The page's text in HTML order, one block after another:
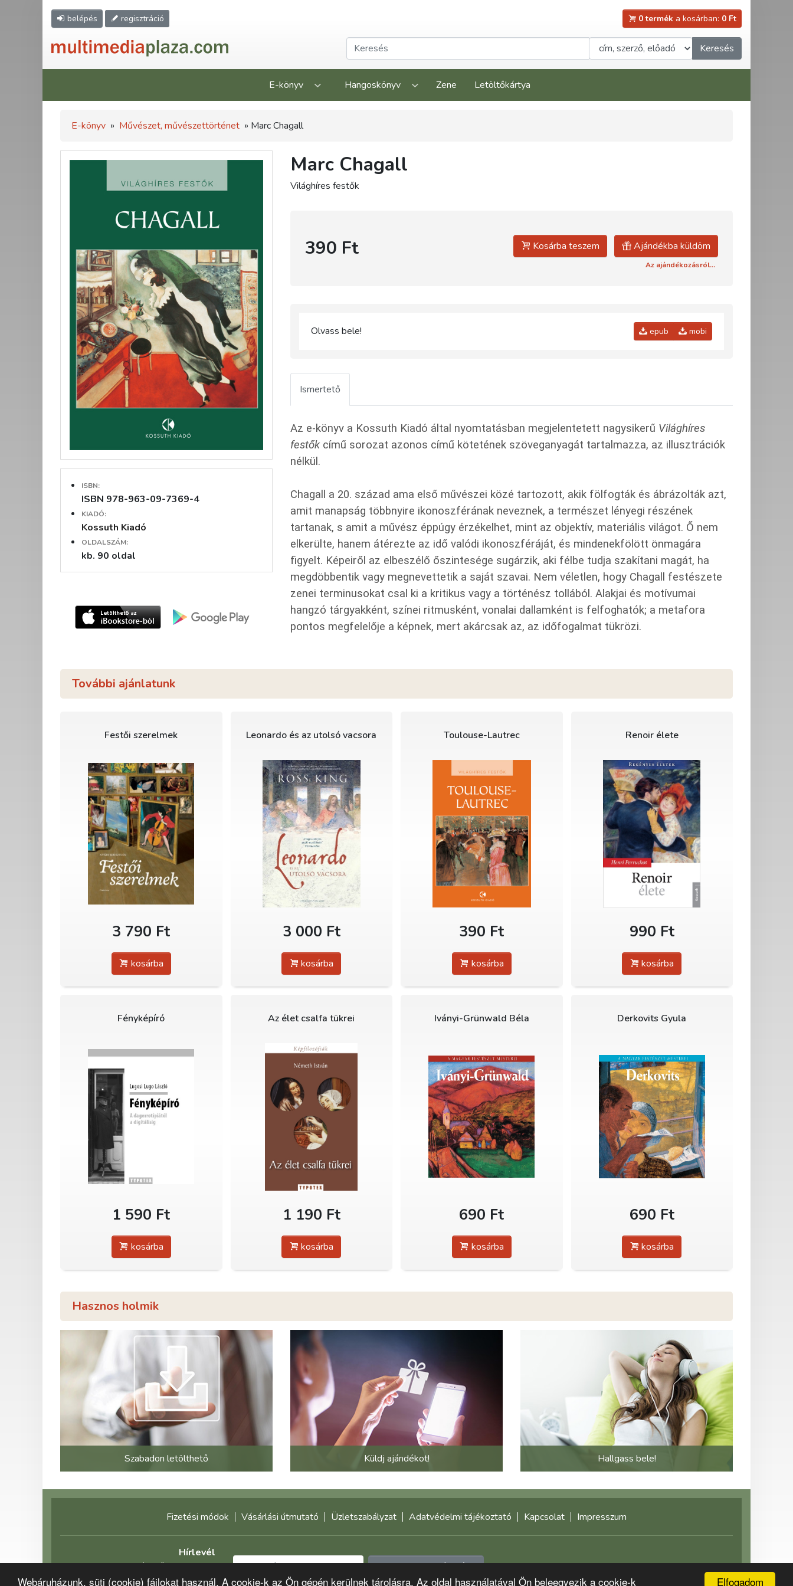
Elfogadom
Webáruházunk, süti (cookie) fájlokat használ. A cookie-k az Ön gépén kerülnek tárolásra. Az oldal használatával Ön beleegyezik a cookie-k
belépés regisztráció 0 termék a kosárban: 0 Ft
Keresés
E-könyv Hangoskönyv Zene Letöltőkártya
E-könyv » Művészet, művészettörténet » Marc Chagall
ISBN:
ISBN 978-963-09-7369-4
KIADÓ:
Kossuth Kiadó
OLDALSZÁM:
kb. 90 oldal
Marc Chagall
Világhíres festők
390 Ft Kosárba teszem Ajándékba küldöm
Az ajándékozásról...
Olvass bele! epub mobi
Ismertető
Az e-könyv a Kossuth Kiadó által nyomtatásban megjelentetett nagysikerű Világhíres
festőkcímű sorozat azonos című kötetének szöveganyagát tartalmazza, az illusztrációk
nélkül.
Chagall a 20. század ama első művészei közé tartozott, akik fölfogták és ábrázolták azt,
amit manapság többnyire ikonoszférának neveznek, a természet lényegi részének
tartanak, s amit a művész éppúgy érzékelhet, mint az objektív, materiális világot. Ő nem
elkerülte, hanem átérezte az idő valódi ikonoszféráját, és mindenekfölött önmagára
figyelt. Képeiről az elbeszélő őszintesége sugárzik, aki félbe tudja szakítani magát, ha
megdöbbentik vagy megnevettetik a saját szavai. Nem véletlen, hogy Chagall festészete
zenei terminusokat csal ki a kritikus vagy a történész tollából. Alakjai és motívumai
hangzó tárgyakként, színei ritmusként, vonalai dallamként is felfoghatók; a metafora
pontos megfelelője a képnek, mert akárcsak az, az időfogalmat tükrözi.
További ajánlatunk
Festői szerelmek
3 790 Ft
kosárba
Leonardo és az utolsó vacsora
3 000 Ft
kosárba
Toulouse-Lautrec
390 Ft
kosárba
Renoir élete
990 Ft
kosárba
Fényképíró
1 590 Ft
kosárba
Az élet csalfa tükrei
1 190 Ft
kosárba
Iványi-Grünwald Béla
690 Ft
kosárba
Derkovits Gyula
690 Ft
kosárba
Hasznos holmik
Szabadon letölthető Küldj ajándékot! Hallgass bele!
Fizetési módok Vásárlási útmutató Üzletszabályzat Adatvédelmi tájékoztató Kapcsolat Impresszum
Hírlevél
Feliratkozás előtt olvassa el
adatvédelmi tájékoztatónkat!
Feliratkozom a hírlevélre ©2021 multimediaplaza.com